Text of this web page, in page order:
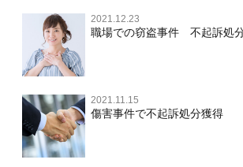
自転車事故
銃刀法違反
刑事事件で被疑者を不起訴処分にするに
事件を秘密にするためにとるべき行動とは
自首・出頭の不安や悩みを解消するために
逮捕・監禁
略取・誘拐・人身売買
器物損壊
業務妨害
公務執行妨害
監護者わいせつ
不同意性交等・監護者性交等
淫行・援助交際
公然わいせつ罪，わいせつ物頒布罪，淫
児童ポルノ，リベンジポルノ
風営法・風適法違反
詐欺罪
恐喝罪
横領・背任
盗品売買・譲り受け等
知的財産と刑事事件
覚せい剤
大麻
麻薬及び向精神薬
危険ドラッグ
交通違反・交通事故 TOP
人身事故・死亡事故
ひき逃げ・当て逃げ
無免許運転
飲酒運転
その他
その他 TOP
商標法違反
放火・失火
国選弁護士と私選弁護士の違い
裁判員裁判
司法取引・刑事免責
取調べの注意点
少年事件の手続と特色
2021.12.23
職場での窃盗事件 不起訴処
2021.11.15
傷害事件で不起訴処分獲得